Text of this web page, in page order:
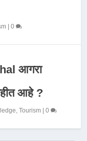
|0
आगरा
आहे ?
,Tourism |0